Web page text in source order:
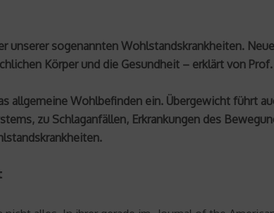
unserer sogenannten Wohlstandskrankheiten.
Körper und die Gesundheit – erklärt von
allgemeine Wohlbefinden ein. Übergewicht führt
zu Schlaganfällen, Erkrankungen des